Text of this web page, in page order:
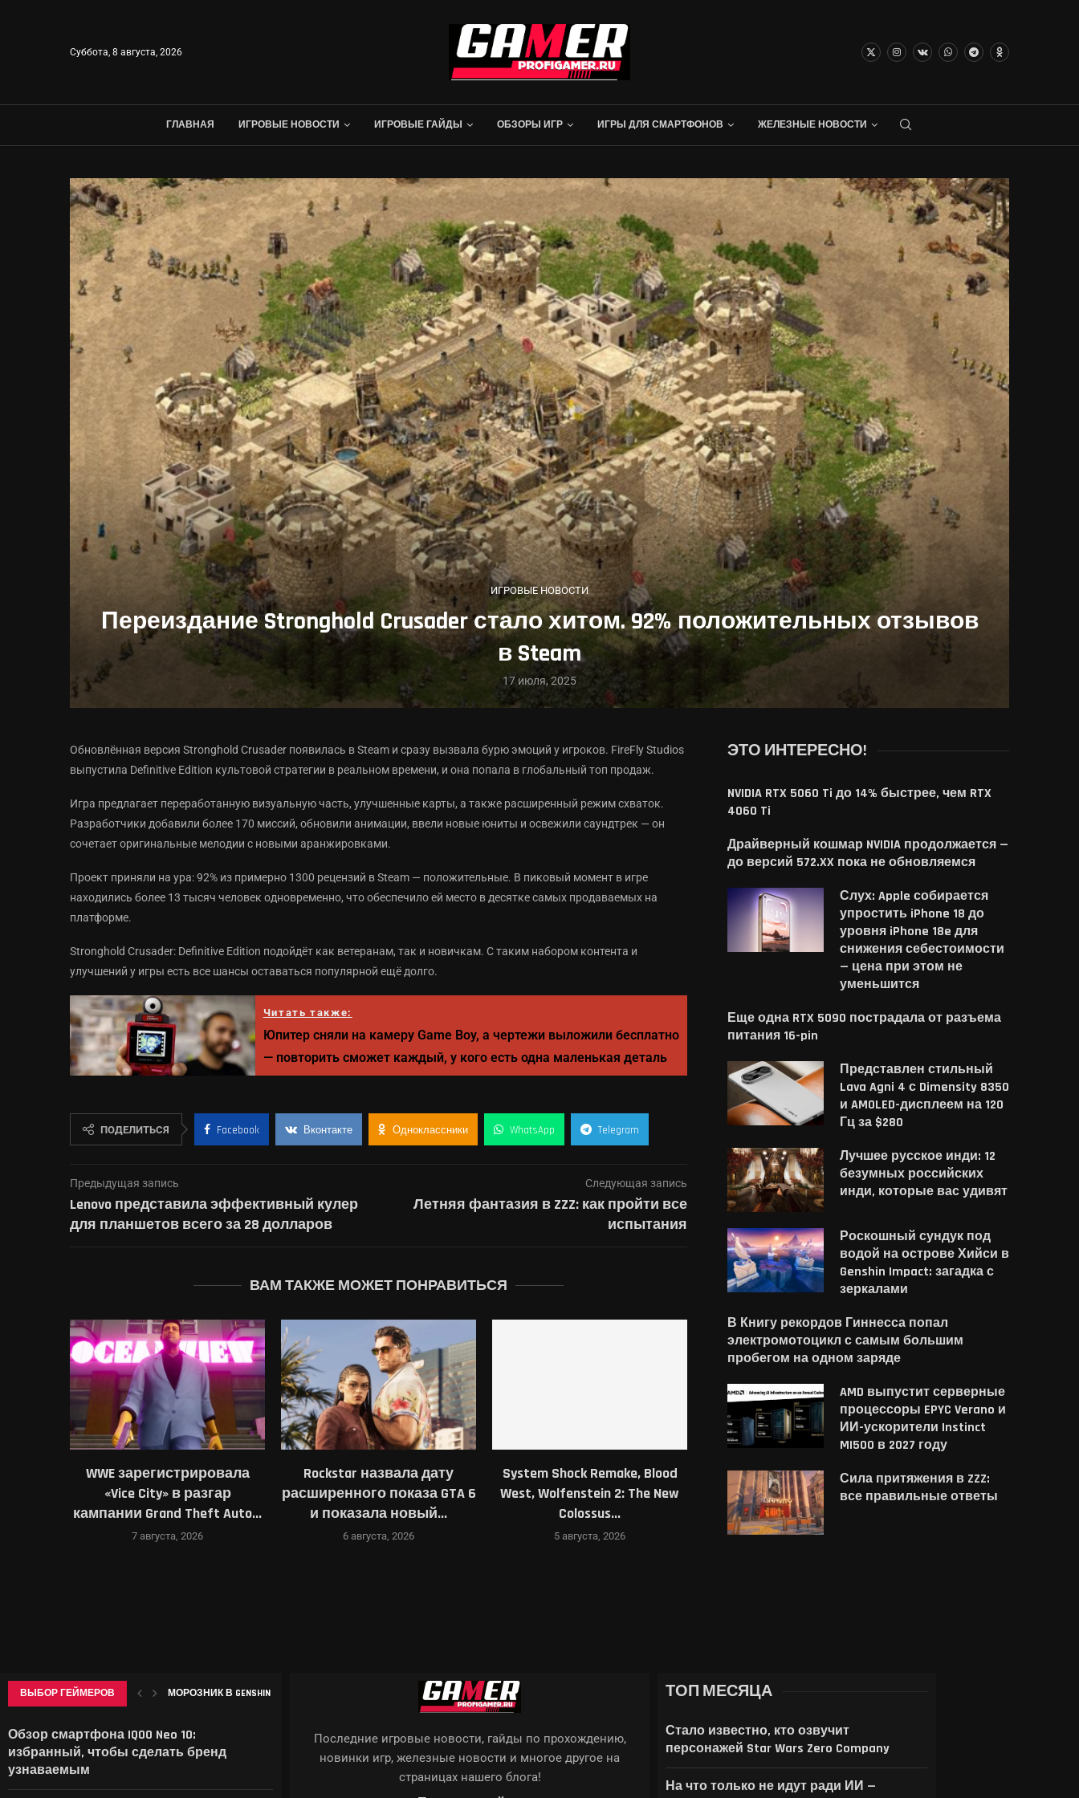
Суббота, 8 августа, 2026
ГЛАВНАЯ ИГРОВЫЕ НОВОСТИ ИГРОВЫЕ ГАЙДЫ ОБЗОРЫ ИГР ИГРЫ ДЛЯ СМАРТФОНОВ ЖЕЛЕЗНЫЕ НОВОСТИ
ИГРОВЫЕ НОВОСТИ
Переиздание Stronghold Crusader стало хитом. 92% положительных отзывов
в Steam
17 июля, 2025
Обновлённая версия Stronghold Crusader появилась в Steam и сразу вызвала бурю эмоций у игроков. FireFly Studios
выпустила Definitive Edition культовой стратегии в реальном времени, и она попала в глобальный топ продаж.
Игра предлагает переработанную визуальную часть, улучшенные карты, а также расширенный режим схваток.
Разработчики добавили более 170 миссий, обновили анимации, ввели новые юниты и освежили саундтрек — он
сочетает оригинальные мелодии с новыми аранжировками.
Проект приняли на ура: 92% из примерно 1300 рецензий в Steam — положительные. В пиковый момент в игре
находились более 13 тысяч человек одновременно, что обеспечило ей место в десятке самых продаваемых на
платформе.
Stronghold Crusader: Definitive Edition подойдёт как ветеранам, так и новичкам. С таким набором контента и
улучшений у игры есть все шансы оставаться популярной ещё долго.
Читать также:
Юпитер сняли на камеру Game Boy, а чертежи выложили бесплатно
— повторить сможет каждый, у кого есть одна маленькая деталь
ПОДЕЛИТЬСЯ Facebook Вконтакте Одноклассники WhatsApp Telegram
Предыдущая запись
Lenovo представила эффективный кулер
для планшетов всего за 28 долларов
Следующая запись
Летняя фантазия в ZZZ: как пройти все
испытания
ВАМ ТАКЖЕ МОЖЕТ ПОНРАВИТЬСЯ
WWE зарегистрировала
«Vice City» в разгар
кампании Grand Theft Auto...
7 августа, 2026
Rockstar назвала дату
расширенного показа GTA 6
и показала новый...
6 августа, 2026
System Shock Remake, Blood
West, Wolfenstein 2: The New
Colossus...
5 августа, 2026
В новом трейлере Aliens:
Fireteam Elite 2 представили
класс «Охотник»
4 августа, 2026
Японец увидел в
желаемого
ЭТО ИНТЕРЕСНО!
NVIDIA RTX 5060 Ti до 14% быстрее, чем RTX
4060 Ti
Драйверный кошмар NVIDIA продолжается —
до версий 572.XX пока не обновляемся
Слух: Apple собирается
упростить iPhone 18 до
уровня iPhone 18e для
снижения себестоимости
— цена при этом не
уменьшится
Еще одна RTX 5090 пострадала от разъема
питания 16-pin
Представлен стильный
Lava Agni 4 с Dimensity 8350
и AMOLED-дисплеем на 120
Гц за $280
Лучшее русское инди: 12
безумных российских
инди, которые вас удивят
Роскошный сундук под
водой на острове Хийси в
Genshin Impact: загадка с
зеркалами
В Книгу рекордов Гиннесса попал
электромотоцикл с самым большим
пробегом на одном заряде
AMD выпустит серверные
процессоры EPYC Verano и
ИИ-ускорители Instinct
MI500 в 2027 году
Сила притяжения в ZZZ:
все правильные ответы
ВЫБОР ГЕЙМЕРОВ МОРОЗНИК В GENSHIN IMPACT: ГДЕ НАЙТИ И КУПИТЬ
Обзор смартфона IQOO Neo 10:
избранный, чтобы сделать бренд
узнаваемым
Последние игровые новости, гайды по прохождению,
новинки игр, железные новости и многое другое на
страницах нашего блога!
ТОП МЕСЯЦА
Стало известно, кто озвучит
персонажей Star Wars Zero Company
На что только не идут ради ИИ —